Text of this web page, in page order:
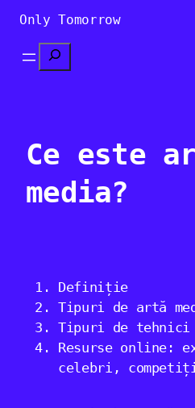
Only Tomorrow
Search
Ce este
media?
Definiție
Tipuri de artă
Tipuri de tehnici
Resurse
celebri,